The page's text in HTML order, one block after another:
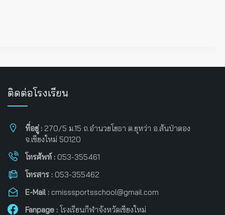
ติดต่อโรงเรียน
ที่อยู่ : 270/5 ม.15 ถ.อำนวยโยธา ต.ยุหว่า อ.สันป่าตอง
จ.เชียงใหม่ 50120
โทรศัพท์ : 053-355461
โทรสาร : 053-355462
E-Mail : cmisssportsschool@gmail.com
Fanpage : โรงเรียนกีฬาจังหวัดเชียงใหม่